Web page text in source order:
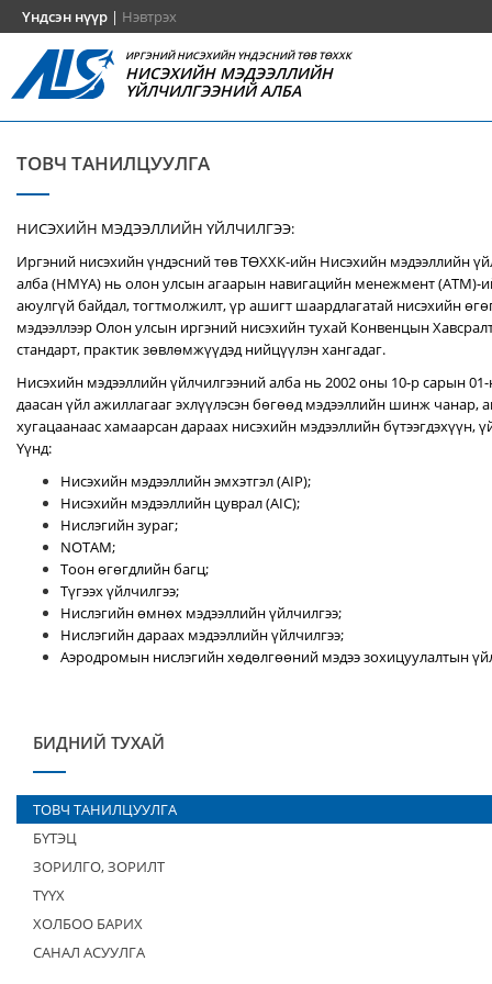
Үндсэн нүүр | Нэвтрэх
ИРГЭНИЙ НИСЭХИЙН ҮНДЭСНИЙ ТӨВ ТӨХХК
НИСЭХИЙН МЭДЭЭЛЛИЙН
ҮЙЛЧИЛГЭЭНИЙ АЛБА
ТОВЧ ТАНИЛЦУУЛГА
НИСЭХИЙН МЭДЭЭЛЛИЙН ҮЙЛЧИЛГЭЭ:
Иргэний нисэхийн үндэсний төв ТӨХХК-ийн Нисэхийн мэдээллийн
алба (НМҮА) нь олон улсын агаарын навигацийн менежмент (ATM)-
аюулгүй байдал, тогтмолжилт, үр ашигт шаардлагатай нисэхийн
мэдээллээр Олон улсын иргэний нисэхийн тухай Конвенцын
стандарт, практик зөвлөмжүүдэд нийцүүлэн хангадаг.
Нисэхийн мэдээллийн үйлчилгээний алба нь 2002 оны 10-р сарын
даасан үйл ажиллагааг эхлүүлэсэн бөгөөд мэдээллийн шинж чанар,
хугацаанаас хамаарсан дараах нисэхийн мэдээллийн бүтээгдэхүүн,
Үүнд:
Нисэхийн мэдээллийн эмхэтгэл (AIP);
Нисэхийн мэдээллийн цуврал (AIC);
Нислэгийн зураг;
NOTAM;
Тоон өгөгдлийн багц;
Түгээх үйлчилгээ;
Нислэгийн өмнөх мэдээллийн үйлчилгээ;
Нислэгийн дараах мэдээллийн үйлчилгээ;
Аэродромын нислэгийн хөдөлгөөний мэдээ зохицуулалтын
БИДНИЙ ТУХАЙ
ТОВЧ ТАНИЛЦУУЛГА
БҮТЭЦ
ЗОРИЛГО, ЗОРИЛТ
ТҮҮХ
ХОЛБОО БАРИХ
САНАЛ АСУУЛГА